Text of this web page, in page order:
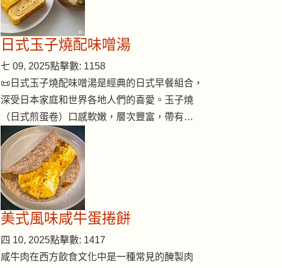
日式玉子燒配味噌湯
七 09, 2025點擊數: 1158
📜日式玉子燒配味噌湯是經典的日式早餐組合，
深受日本家庭和世界各地人們的喜愛。玉子燒
（日式煎蛋卷）口感軟嫩，層次豐富，帶有…
美式風味咸牛蛋捲餅
四 10, 2025點擊數: 1417
咸牛肉在西方飲食文化中是一種常見的醃製肉